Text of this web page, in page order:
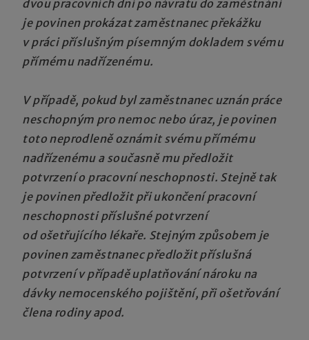
dvou pracovních dní po návratu do zaměstnání
je povinen prokázat zaměstnanec překážku
v práci příslušným písemným dokladem svému
přímému nadřízenému.
V případě, pokud byl zaměstnanec uznán práce
neschopným pro nemoc nebo úraz, je povinen
toto neprodleně oznámit svému přímému
nadřízenému a současně mu předložit
potvrzení o pracovní neschopnosti. Stejně tak
je povinen předložit při ukončení pracovní
neschopnosti příslušné potvrzení
od ošetřujícího lékaře. Stejným způsobem je
povinen zaměstnanec předložit příslušná
potvrzení v případě uplatňování nároku na
dávky nemocenského pojištění, při ošetřování
člena rodiny apod.